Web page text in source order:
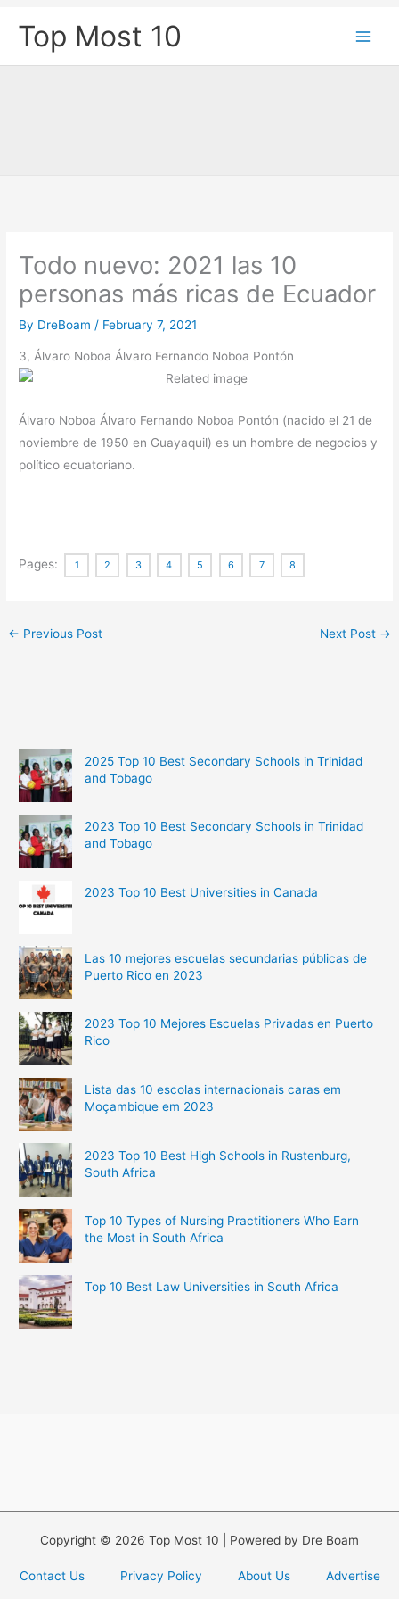
Top Most 10
Todo nuevo: 2021 las 10
personas más ricas de Ecuador
By DreBoam / February 7, 2021
3, Álvaro Noboa Álvaro Fernando Noboa Pontón
Álvaro Noboa Álvaro Fernando Noboa Pontón (nacido el 21 de
noviembre de 1950 en Guayaquil) es un hombre de negocios y
político ecuatoriano.
Pages: 1 2 3 4 5 6 7 8
← Previous Post Next Post →
2025 Top 10 Best Secondary Schools in Trinidad
and Tobago
2023 Top 10 Best Secondary Schools in Trinidad
and Tobago
2023 Top 10 Best Universities in Canada
Las 10 mejores escuelas secundarias públicas de
Puerto Rico en 2023
2023 Top 10 Mejores Escuelas Privadas en Puerto
Rico
Lista das 10 escolas internacionais caras em
Moçambique em 2023
2023 Top 10 Best High Schools in Rustenburg,
South Africa
Top 10 Types of Nursing Practitioners Who Earn
the Most in South Africa
Top 10 Best Law Universities in South Africa
Copyright © 2026 Top Most 10 | Powered by Dre Boam
Contact Us Privacy Policy About Us Advertise